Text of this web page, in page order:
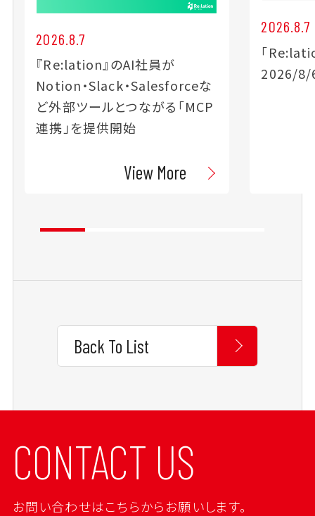
2026.8.7
『Re:lation』のAI社員が
Notion・Slack・Salesforceな
ど外部ツールとつながる「MCP
連携」を提供開始
View More
2026.8.7
「
2026/8/
Back To List
CONTACT US
お問い合わせはこちらからお願いします。